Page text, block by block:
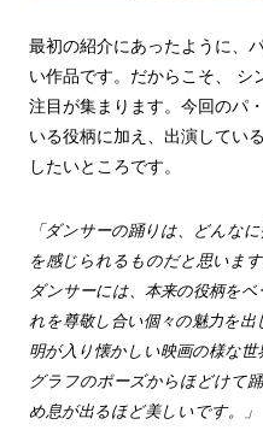
最初の紹介にあったように、
い作品です。だからこそ、 シ
注目が集まります。今回のパ
いる役柄に加え、出演してい
したいところです。
「ダンサーの踊りは、どんな
を感じられるものだと思いま
ダンサーには、本来の役柄を
れを尊敬し合い個々の魅力を
明が入り懐かしい映画の様な
グラフのポーズからほどけて
め息が出るほど美しいです。」